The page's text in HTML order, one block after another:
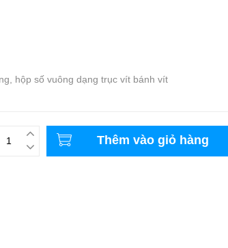
hộp số vuông dạng trục vít bánh vít
Thêm vào giỏ hàng